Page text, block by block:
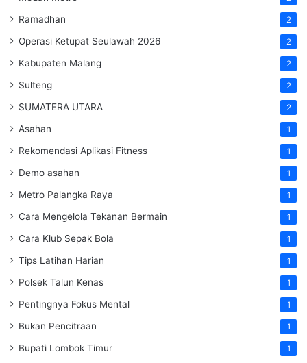
Ramadhan 2
Operasi Ketupat Seulawah 2026 2
Kabupaten Malang 2
Sulteng 2
SUMATERA UTARA 2
Asahan 1
Rekomendasi Aplikasi Fitness 1
Demo asahan 1
Metro Palangka Raya 1
Cara Mengelola Tekanan Bermain 1
Cara Klub Sepak Bola 1
Tips Latihan Harian 1
Polsek Talun Kenas 1
Pentingnya Fokus Mental 1
Bukan Pencitraan 1
Bupati Lombok Timur 1